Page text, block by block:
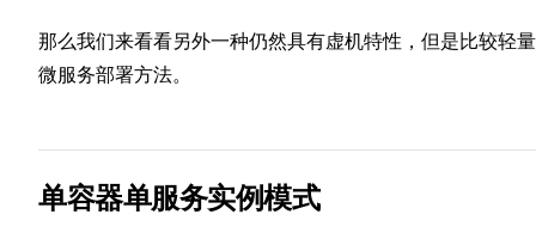
那么我们来看看另外一种仍然具有虚机特性，但是比较轻
微服务部署方法。
单容器单服务实例模式